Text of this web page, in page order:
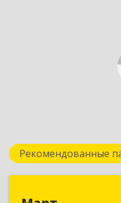
Рекомендованные